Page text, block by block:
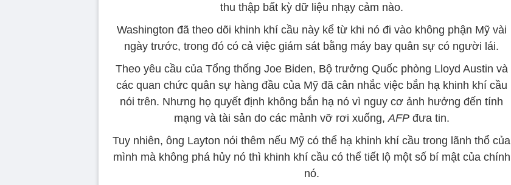
thu thập bất kỳ dữ liệu nhạy cảm nào.
Washington đã theo dõi khinh khí cầu này kể từ khi nó đi vào không phận Mỹ vài
ngày trước, trong đó có cả việc giám sát bằng máy bay quân sự có người lái.
Theo yêu cầu của Tổng thống Joe Biden, Bộ trưởng Quốc phòng Lloyd Austin và
các quan chức quân sự hàng đầu của Mỹ đã cân nhắc việc bắn hạ khinh khí cầu
nói trên. Nhưng họ quyết định không bắn hạ nó vì nguy cơ ảnh hưởng đến tính
mạng và tài sản do các mảnh vỡ rơi xuống, AFPđưa tin.
Tuy nhiên, ông Layton nói thêm nếu Mỹ có thể hạ khinh khí cầu trong lãnh thổ của
mình mà không phá hủy nó thì khinh khí cầu có thể tiết lộ một số bí mật của chính
nó.